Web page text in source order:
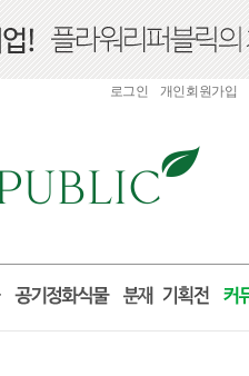
로그인 개인회원가입